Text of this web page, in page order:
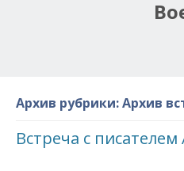
Архив рубрики:Архив
Встреча с